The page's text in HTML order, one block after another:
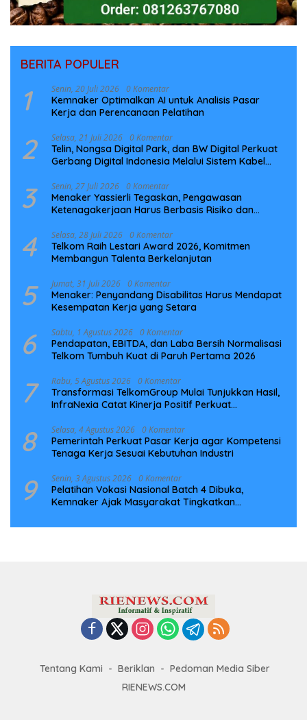
BERITA POPULER
1 Senin, 20 Juli 2026 0 Komentar
Kemnaker Optimalkan AI untuk Analisis Pasar
Kerja dan Perencanaan Pelatihan
2 Selasa, 21 Juli 2026 0 Komentar
Telin, Nongsa Digital Park, dan BW Digital Perkuat
Gerbang Digital Indonesia Melalui Sistem Kabel
3 Senin, 27 Juli 2026 0 Komentar
Menaker Yassierli Tegaskan, Pengawasan
Ketenagakerjaan Harus Berbasis Risiko dan
4 Selasa, 28 Juli 2026 0 Komentar
Telkom Raih Lestari Award 2026, Komitmen
Membangun Talenta Berkelanjutan
5 Jumat, 31 Juli 2026 0 Komentar
Menaker: Penyandang Disabilitas Harus Mendapat
Kesempatan Kerja yang Setara
6 Sabtu, 1 Agustus 2026 0 Komentar
Pendapatan, EBITDA, dan Laba Bersih Normalisasi
Telkom Tumbuh Kuat di Paruh Pertama 2026
7 Rabu, 5 Agustus 2026 0 Komentar
Transformasi TelkomGroup Mulai Tunjukkan Hasil,
InfraNexia Catat Kinerja Positif Perkuat
8 Selasa, 4 Agustus 2026 0 Komentar
Pemerintah Perkuat Pasar Kerja agar Kompetensi
Tenaga Kerja Sesuai Kebutuhan Industri
9 Senin, 3 Agustus 2026 0 Komentar
Pelatihan Vokasi Nasional Batch 4 Dibuka,
Kemnaker Ajak Masyarakat Tingkatkan
Tentang Kami Beriklan
Pedoman Media Siber
RIENEWS.COM